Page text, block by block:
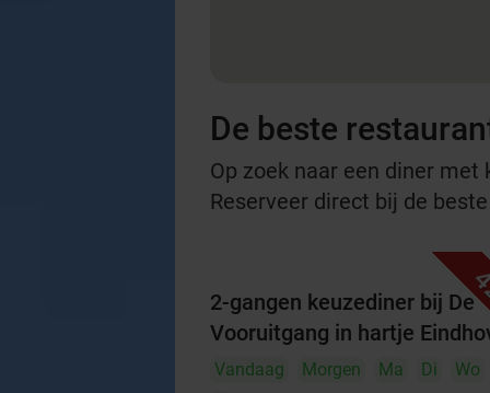
De beste
Op zoek naar een diner
Reserveer direct bij de
2-gangen keuzediner bij De
Vooruitgang in hartje
Vandaag Morgen Ma Di Wo